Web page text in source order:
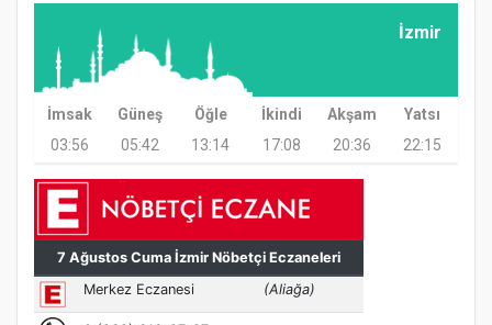
Samsun Atakum’da Ayasofya Camii
İzmir
İmsak Güneş Öğle İkindi Akşam
Yatsı
03:56
05:42 13:14 17:08 20:36 22:15